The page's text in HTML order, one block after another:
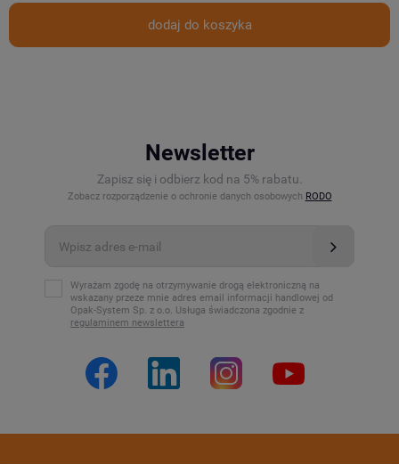
dodaj do koszyka
Newsletter
Zapisz się i odbierz kod na 5% rabatu.
Zobacz rozporządzenie o ochronie danych osobowych RODO
Wyrażam zgodę na otrzymywanie drogą elektroniczną na
wskazany przeze mnie adres email informacji handlowej od
Opak-System Sp. z o.o. Usługa świadczona zgodnie z
regulaminem newslettera